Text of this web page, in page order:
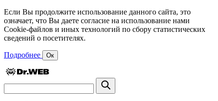
Если Вы продолжите использование данного сайта, это
означает, что Вы даете согласие на использование нами
Cookie-файлов и иных технологий по сбору статистических
сведений о посетителях.
Подробнее Ок